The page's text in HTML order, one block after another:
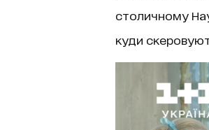
столичному
куди